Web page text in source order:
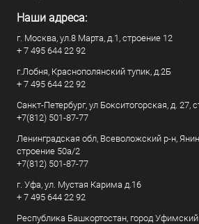
Наши адреса:
г. Москва, ул.8 Марта, д.1, строение 12
+ 7 495 644 22 92
г.Лобня, Краснополянский тупик, д.2Б
+ 7 495 644 22 92
Санкт-Петербург, ул Бокситогорская, д. 27,
+7(812) 501-87-77
Ленинградская обл, Всеволожский р-н,
строение 50а/2
+7(812) 501-87-77
г. Уфа, ул. Мустая Карима д.16
+ 7 495 644 22 92
Республика Башкортостан, город